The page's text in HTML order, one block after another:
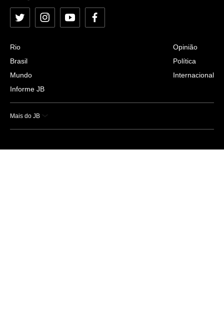
Twitter InstagramYouTubeFacebook
Rio
Brasil
Mundo
Informe JB
Opinião
Política
Internacional
Mais do JB
Esportes